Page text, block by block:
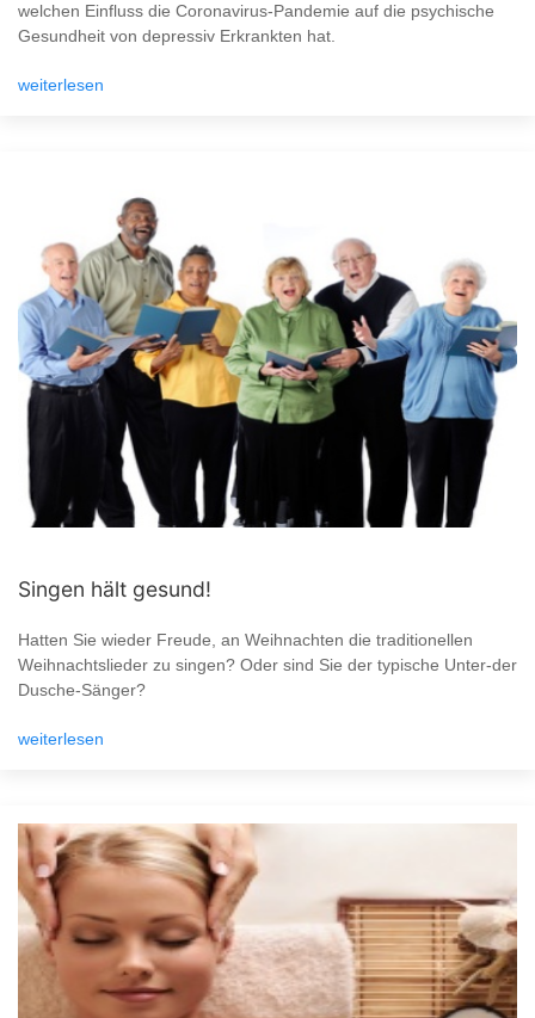
welchen Einfluss die Coronavirus-Pandemie auf die psychische
Gesundheit von depressiv Erkrankten hat.
weiterlesen
Singen hält gesund!
Hatten Sie wieder Freude, an Weihnachten die traditionellen
Weihnachtslieder zu singen? Oder sind Sie der typische Unter-der
Dusche-Sänger?
weiterlesen